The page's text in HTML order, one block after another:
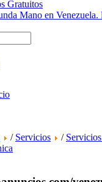
Gratuitos
Mano en Venezuela.
/ Servicios /